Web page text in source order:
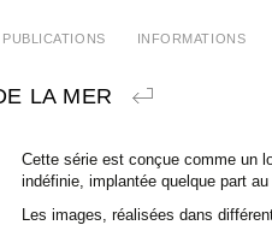
PUBLICATIONS INFORMATIONS
LA MER
Cette série est conçue comme un
indéfinie, implantée quelque part
Les images, réalisées dans